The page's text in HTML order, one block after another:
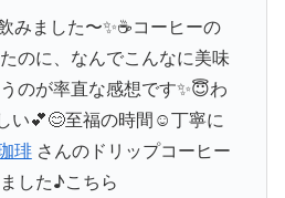
みました〜✨☕️コーヒーの
のに、なんでこんなに美味
のが率直な感想です✨😇わ
い💕😊至福の時間☺️丁寧に
琲さんのドリップコーヒー
した♪こちら